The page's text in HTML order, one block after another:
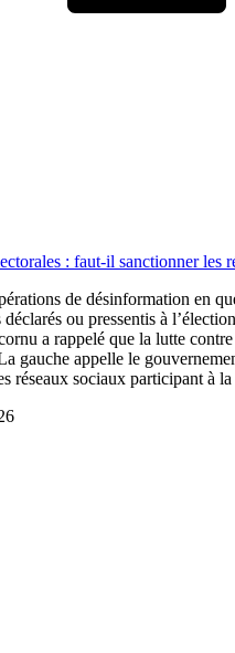
: faut-il sanctionner les
de désinformation en
déclarés ou pressentis à
a rappelé que la lutte
gauche appelle le
réseaux sociaux participant à